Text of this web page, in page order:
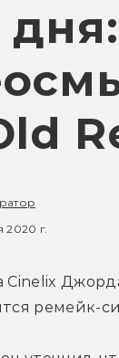
2020 г.
Cinelix
ремейк-